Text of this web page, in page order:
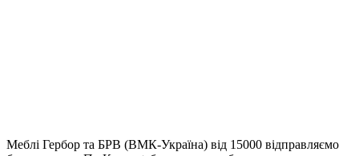
Меблі Гербор та БРВ (ВМК-Україна) від 15000 відправляємо